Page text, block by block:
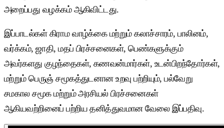
அறைப்பது வழக்கம் ஆகிவிட்டது.
இப்பாடல்கள் கிராம வாழ்க்கை மற்றும் கலாச்சாரம், பாலினம்,
வர்க்கம், ஜாதி, மதப் பிரச்சனைகள், பெண்களுக்கும்
அவர்களது குழந்தைகள், கணவன்மார்கள், உடன்பிறந்தோர்கள்,
மற்றும் பெருஞ் சமூகத்துடனான உறவு பற்றியும், பல்வேறு
சமகால சமூக மற்றும் அரசியல் பிரச்சனைகள்
ஆகியவற்றினைப் பற்றிய தனித்துவமான வேலை இப்பதிவு.